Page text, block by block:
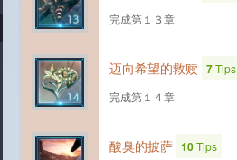
完成第１３章
迈向希望的救赎 7Tips
完成第１４章
酸臭的披萨 10Tips